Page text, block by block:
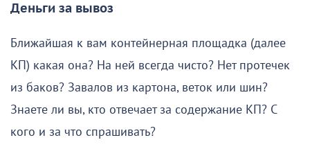
Деньги за вывоз
Ближайшая к вам контейнерная площадка (далее
КП) какая она? На ней всегда чисто? Нет протечек
из баков? Завалов из картона, веток или шин?
Знаете ли вы, кто отвечает за содержание КП? С
кого и за что спрашивать?